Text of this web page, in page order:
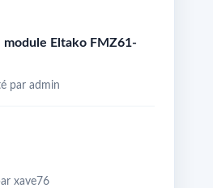
module Eltako FMZ61-
par admin
xave76